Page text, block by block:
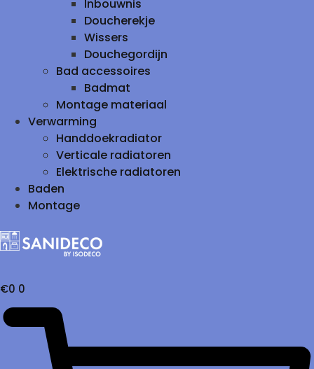
Inbouwnis
Doucherekje
Wissers
Douchegordijn
Bad accessoires
Badmat
Montage materiaal
Verwarming
Handdoekradiator
Verticale radiatoren
Elektrische radiatoren
Baden
Montage
€0 0